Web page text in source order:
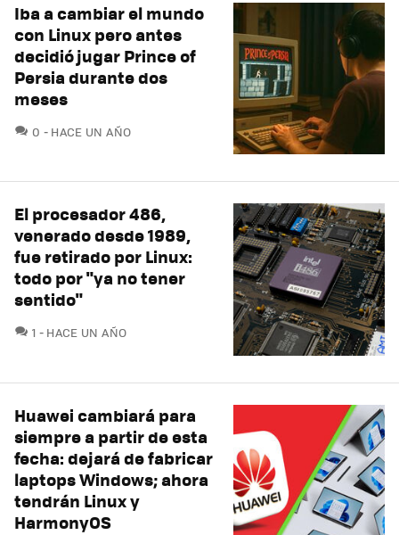
Iba a cambiar el mundo
con Linux pero antes
decidió jugar Prince of
Persia durante dos
meses
0 COMENTARIOS
HACE UN AÑO
El procesador 486,
venerado desde 1989,
fue retirado por Linux:
todo por "ya no tener
sentido"
1 COMENTARIOS
HACE UN AÑO
Huawei cambiará para
siempre a partir de esta
fecha: dejará de fabricar
laptops Windows; ahora
tendrán Linux y
HarmonyOS